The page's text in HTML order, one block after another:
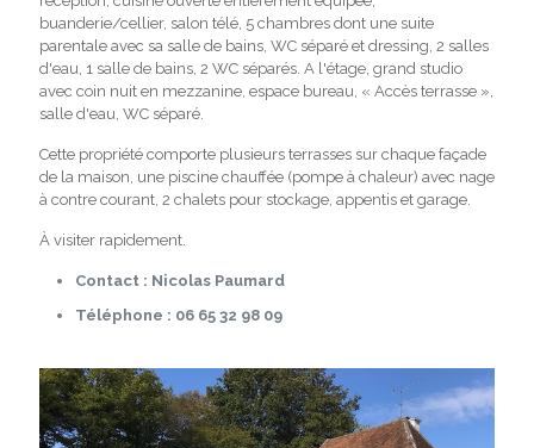
buanderie/cellier, salon télé, 5 chambres dont une suite
parentale avec sa salle de bains, WC séparé et dressing, 2 salles
d'eau, 1 salle de bains, 2 WC séparés. A l'étage, grand studio
avec coin nuit en mezzanine, espace bureau, « Accès terrasse »,
salle d'eau, WC séparé.
Cette propriété comporte plusieurs terrasses sur chaque façade
de la maison, une piscine chauffée (pompe à chaleur) avec nage
à contre courant, 2 chalets pour stockage, appentis et garage.
À visiter rapidement.
Contact : Nicolas Paumard
Téléphone : 06 65 32 98 09